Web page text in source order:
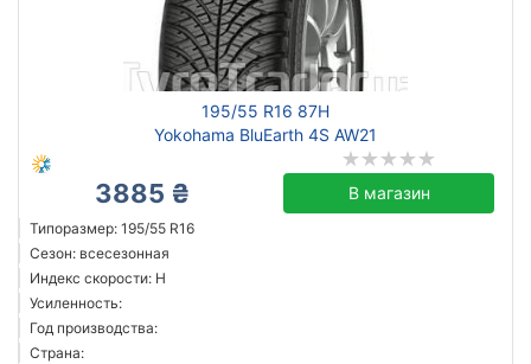
195/55 R16 87H
Yokohama BluEarth 4S AW21
3885 ₴ В магазин
Типоразмер: 195/55 R16
Сезон: всесезонная
Индекс скорости: H
Усиленность:
Год производства:
Страна: